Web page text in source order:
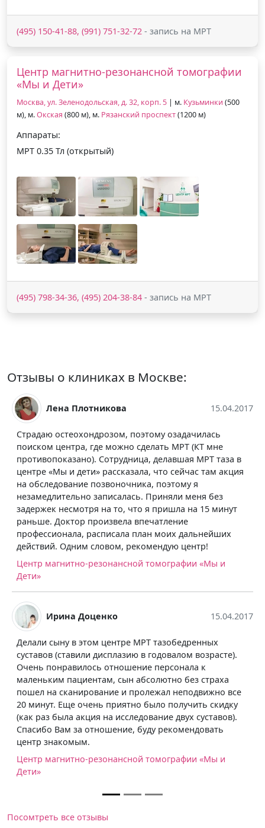
(495) 150-41-88, (991) 751-32-72 - запись на МРТ
Центр магнитно-резонансной томографии
«Мы и Дети»
Москва, ул. Зеленодольская, д. 32, корп. 5 | м. Кузьминки (500
м), м.Окская (800 м), м. Рязанский проспект(1200 м)
Аппараты:
МРТ 0.35 Тл (открытый)
(495) 798-34-36, (495) 204-38-84 - запись на МРТ
Отзывы о клиниках в Москве:
15.04.2017
поэтому озадачилась
можно сделать МРТ (КТ мне
делавшая МРТ таза в
что сейчас там акция
поэтому я
Приняли меня без
то, что я пришла на 15 минут
впечатление
план моих дальнейших
рекомендую центр!
томографии «Мы и
15.04.2017
МРТ тазобедренных
в годовалом возрасте).
персонала к
сын абсолютно без страха
и пролежал неподвижно все
было получить скидку
исследование двух суставов).
буду рекомендовать
томографии «Мы и
Альфия
Приводила в центр
дочку (8 лет), была
центр выбрала
и можно находиться
исследования. Дочка
благополучно.
Заключение ждали
придется еще раз
этом центр!
Центр магнитно-
Дети»
цены и чуткое
дальнейшего
Центр магнитно-
Дети»
Посомтреть все отзывы